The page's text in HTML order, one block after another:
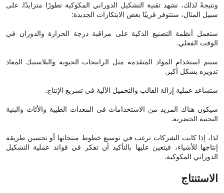
ونتيجةً لذلك، تشهد تقنية التشكيل الدوراني المكوكية تطورًا متزايدًا. على
سبيل المثال، ستتوفر قريبًا بعض الابتكارات الجديدة:
ستعمل أنظمة التصنيع الذكية على مراقبة درجة الحرارة والدوران في
الوقت الفعلي.
سيتم استخدام المواد المتقدمة مثل الراتنجات الحيوية والبلاستيك المعاد
تدويره بشكل أكبر.
ستساعد عملية إزالة القالب والتحميل الآلية في تسريع الإنتاج.
سيكون هناك المزيد من الاستخدامات في المعدات الطبية والأثاث والبنية
التحتية الحضرية.
لذا، إذا كانت الشركات ترغب في توسيع خطوط منتجاتها أو تحسين طريقة
إنتاجها للأشياء، فيتعين عليها بالتأكيد أن تفكر في فوائد عملية التشكيل
الدوراني المكوكية.
الاستنتاج